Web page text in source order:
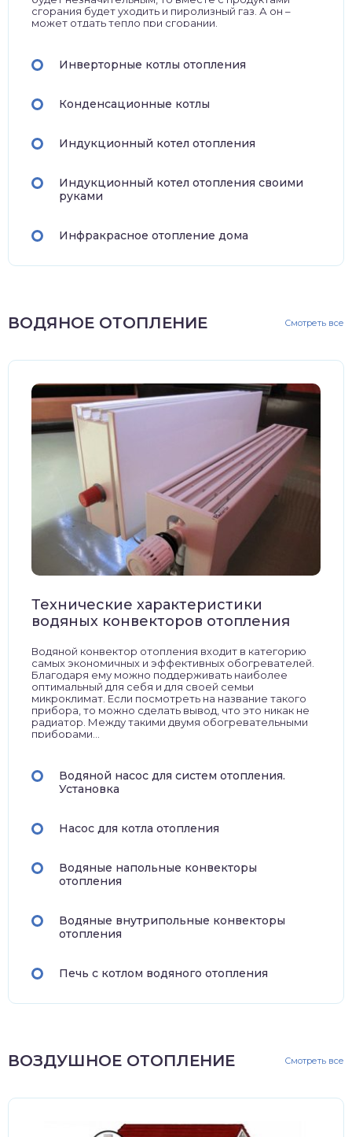
сгорания будет уходить и пиролизный газ. А он –
может отдать тепло при сгорании.
Инверторные котлы отопления
Конденсационные котлы
Индукционный котел отопления
Индукционный котел отопления своими
руками
Инфракрасное отопление дома
ВОДЯНОЕ ОТОПЛЕНИЕ Смотреть все
Технические характеристики
водяных конвекторов отопления
Водяной конвектор отопления входит в категорию
самых экономичных и эффективных обогревателей.
Благодаря ему можно поддерживать наиболее
оптимальный для себя и для своей семьи
микроклимат. Если посмотреть на название такого
прибора, то можно сделать вывод, что это никак не
радиатор. Между такими двумя обогревательными
приборами...
Водяной насос для систем отопления.
Установка
Насос для котла отопления
Водяные напольные конвекторы
отопления
Водяные внутрипольные конвекторы
отопления
Печь с котлом водяного отопления
ВОЗДУШНОЕ ОТОПЛЕНИЕ Смотреть все